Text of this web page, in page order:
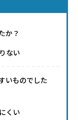
か？
ない
いものでした
くい